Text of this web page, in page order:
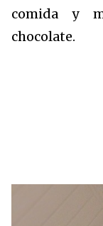
comida y
chocolate.